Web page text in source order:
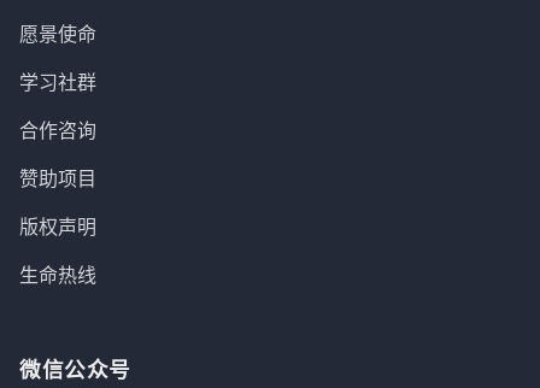
愿景使命
学习社群
合作咨询
赞助项目
版权声明
生命热线
微信公众号